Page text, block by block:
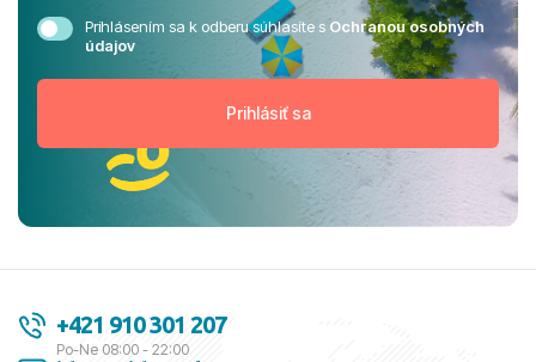
Prihlásením sa k odberu súhlasíte sOchranou osobných
údajov
+421 910 301 207
Po-Ne 08:00 - 22:00